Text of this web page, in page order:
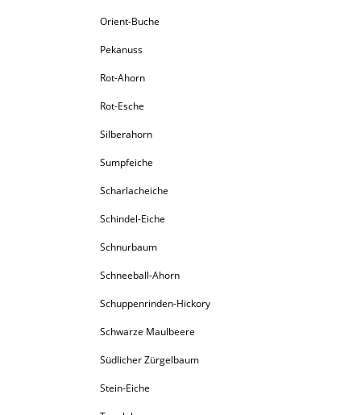
Feldulme
Orient-Buche
Pekanuss
Rot-Ahorn
Rot-Esche
Silberahorn
Sumpfeiche
Scharlacheiche
Schindel-Eiche
Schnurbaum
Schneeball-Ahorn
Schuppenrinden-Hickory
Schwarze Maulbeere
Südlicher Zürgelbaum
Stein-Eiche